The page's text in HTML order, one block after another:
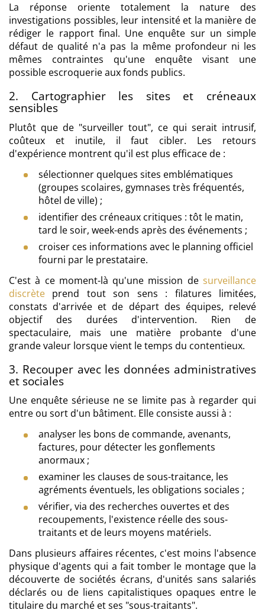
La réponse oriente totalement la nature des
investigations possibles, leur intensité et la manière de
rédiger le rapport final. Une enquête sur un simple
défaut de qualité n'a pas la même profondeur ni les
mêmes contraintes qu'une enquête visant une
possible escroquerie aux fonds publics.
2. Cartographier les sites et créneaux
sensibles
Plutôt que de "surveiller tout", ce qui serait intrusif,
coûteux et inutile, il faut cibler. Les retours
d'expérience montrent qu'il est plus efficace de :
sélectionner quelques sites emblématiques
(groupes scolaires, gymnases très fréquentés,
hôtel de ville) ;
identifier des créneaux critiques : tôt le matin,
tard le soir, week-ends après des événements ;
croiser ces informations avec le planning officiel
fourni par le prestataire.
C'est à ce moment-là qu'une mission de surveillance
discrète prend tout son sens : filatures limitées,
constats d'arrivée et de départ des équipes, relevé
objectif des durées d'intervention. Rien de
spectaculaire, mais une matière probante d'une
grande valeur lorsque vient le temps du contentieux.
3. Recouper avec les données administratives
et sociales
Une enquête sérieuse ne se limite pas à regarder qui
entre ou sort d'un bâtiment. Elle consiste aussi à :
analyser les bons de commande, avenants,
factures, pour détecter les gonflements
anormaux ;
examiner les clauses de sous-traitance, les
agréments éventuels, les obligations sociales ;
vérifier, via des recherches ouvertes et des
recoupements, l'existence réelle des sous-
traitants et de leurs moyens matériels.
Dans plusieurs affaires récentes, c'est moins l'absence
physique d'agents qui a fait tomber le montage que la
découverte de sociétés écrans, d'unités sans salariés
déclarés ou de liens capitalistiques opaques entre le
titulaire du marché et ses "sous-traitants".